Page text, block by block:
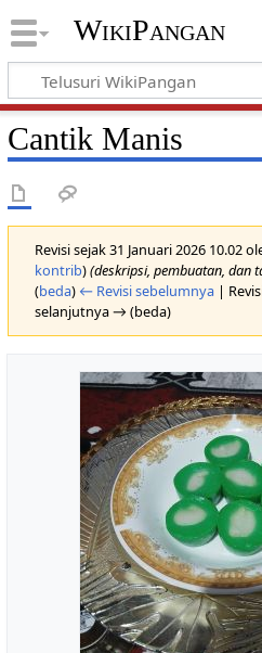
WikiPangan
Cantik Manis
Revisi sejak 31 Januari 2026 10.02
kontrib)(deskripsi, pembuatan, dan
(beda) ← Revisi sebelumnya|
selanjutnya → (beda)